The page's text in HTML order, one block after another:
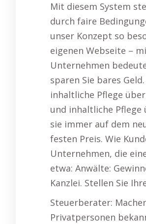
Mit diesem System
durch faire
unser Konzept so
eigenen Webseite –
Unternehmen
sparen Sie bares
inhaltliche Pflege
und inhaltliche
sie immer auf dem
festen Preis. Wie
Unternehmen, die
etwa: Anwälte:
Kanzlei. Stellen Sie
Steuerberater:
Privatpersonen